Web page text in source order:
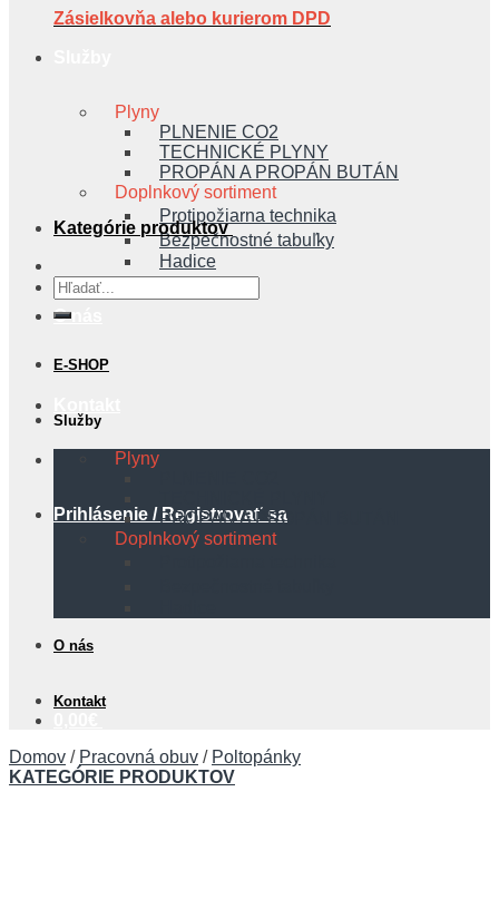
Plyny
PLNENIE CO2
TECHNICKÉ PLYNY
PROPÁN A PROPÁN BUTÁN
Doplnkový sortiment
Protipožiarna technika
Bezpečnostné tabuľky
Hadice
O nás
Prihlásenie / Registrovať sa
Zásielkovňa alebo kurierom DPD
Kategórie produktov
Hľadať:
E-SHOP
Služby
Plyny
PROPÁN A PROPÁN BUTÁN
Doplnkový sortiment
O nás
Kontakt
Domov / Pracovná obuv / Poltopánky
KATEGÓRIE PRODUKTOV